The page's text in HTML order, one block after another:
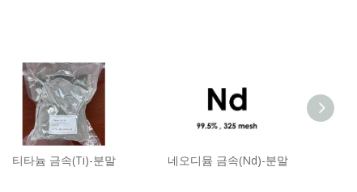
티타늄 금속(Ti)-분말 네오디뮴 금속(Nd)-분말